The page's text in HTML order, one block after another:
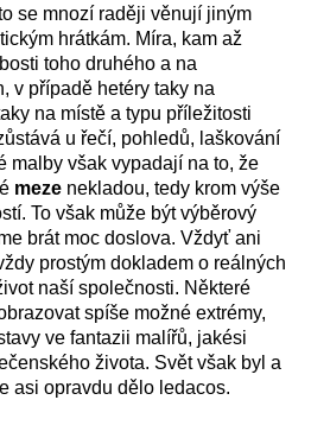
se mnozí raději věnují jiným
hrátkám. Míra, kam až
toho druhého a na
v případě hetéry taky na
na místě a typu příležitosti
u řečí, pohledů, laškování
malby však vypadají na to, že
meze nekladou, tedy krom výše
To však může být výběrový
brát moc doslova. Vždyť ani
prostým dokladem o reálných
naší společnosti. Některé
spíše možné extrémy,
ve fantazii malířů, jakési
života. Svět však byl a
asi opravdu dělo ledacos.